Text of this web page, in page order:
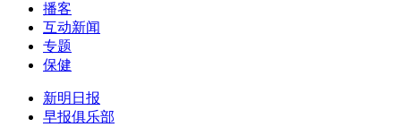
播客
互动新闻
专题
保健
新明日报
早报俱乐部